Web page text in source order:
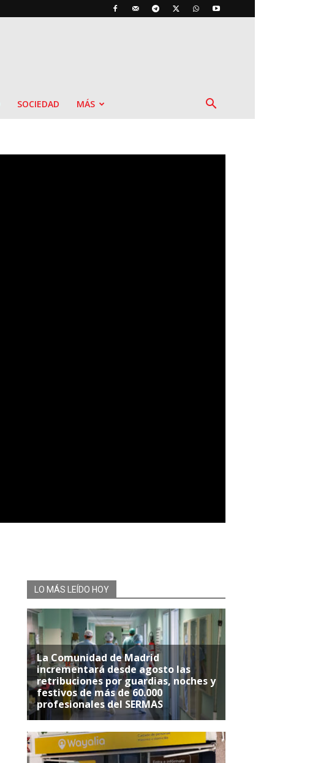
SOCIEDAD MÁS
LO MÁS LEÍDO HOY